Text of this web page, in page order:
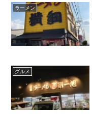
ラーメン
グルメ